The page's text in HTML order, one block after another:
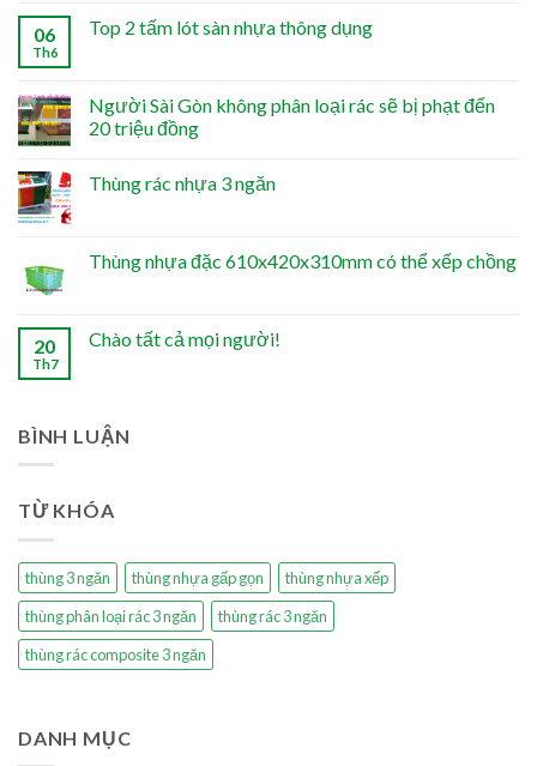
06
Th6
Top 2 tấm lót sàn nhựa thông dụng
Người Sài Gòn không phân loại rác sẽ bị phạt đến
20 triệu đồng
Thùng rác nhựa 3 ngăn
Thùng nhựa đặc 610x420x310mm có thể xếp chồng
20
Th7
Chào tất cả mọi người!
BÌNH LUẬN
TỪ KHÓA
thùng 3 ngăn thùng nhựa gấp gọn
thùng nhựa xếp
thùng phân loại rác 3 ngăn
thùng rác 3 ngăn
thùng rác composite 3 ngăn
DANH MỤC